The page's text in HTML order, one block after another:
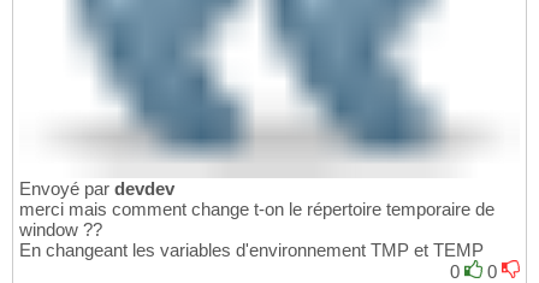
Envoyé par devdev
merci mais comment change t-on le répertoire temporaire de
window ??
En changeant les variables d'environnement TMP et TEMP
0
0